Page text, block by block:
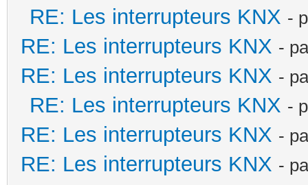
RE: Les interrupteurs KNX -
RE: Les interrupteurs KNX -
RE: Les interrupteurs KNX -
RE: Les interrupteurs KNX -
RE: Les interrupteurs KNX -
RE: Les interrupteurs KNX -